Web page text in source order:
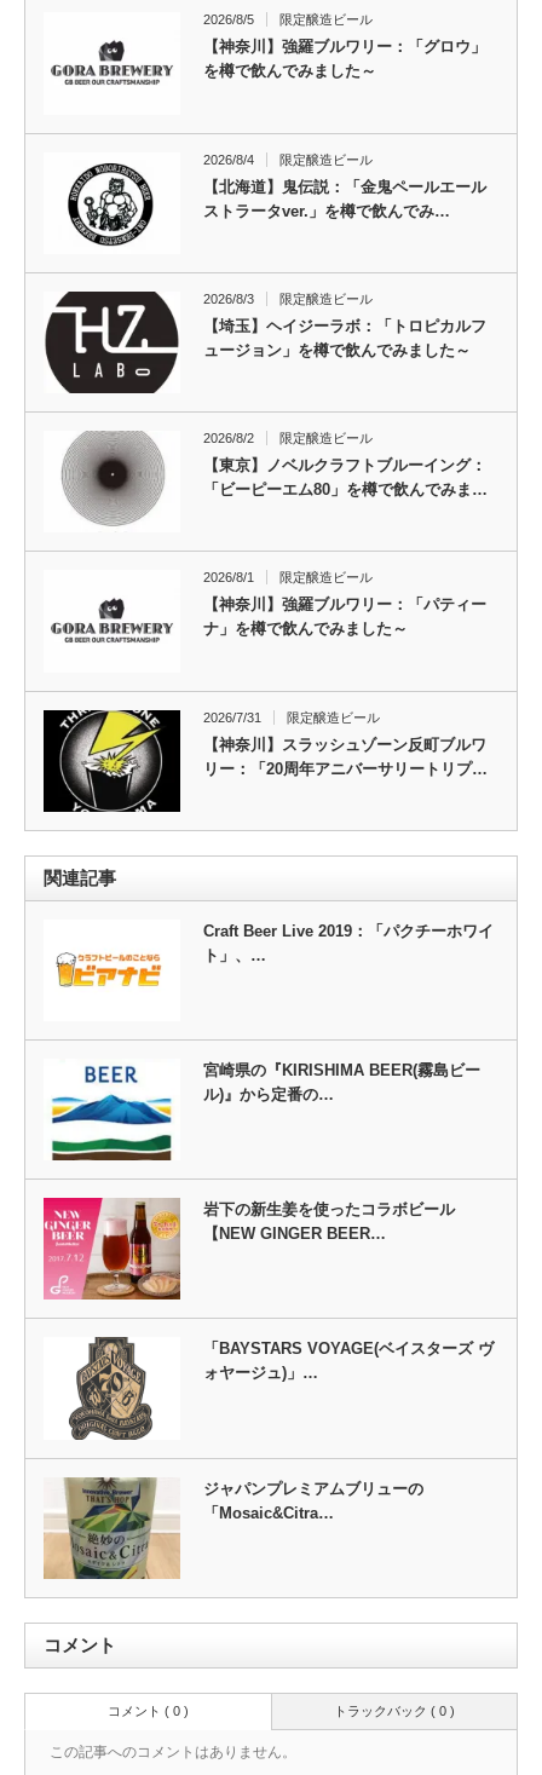
2026/8/5 限定醸造ビール
【神奈川】強羅ブルワリー：「グロウ」
を樽で飲んでみました～
2026/8/4 限定醸造ビール
【北海道】鬼伝説：「金鬼ペールエール
ストラータver.」を樽で飲んでみ…
2026/8/3 限定醸造ビール
【埼玉】ヘイジーラボ：「トロピカルフ
ュージョン」を樽で飲んでみました～
2026/8/2 限定醸造ビール
【東京】ノベルクラフトブルーイング：
「ビーピーエム80」を樽で飲んでみま…
2026/8/1 限定醸造ビール
【神奈川】強羅ブルワリー：「パティー
ナ」を樽で飲んでみました～
2026/7/31 限定醸造ビール
【神奈川】スラッシュゾーン反町ブルワ
リー：「20周年アニバーサリートリプ…
関連記事
Craft Beer Live 2019：「パクチーホワイ
ト」、…
宮崎県の『KIRISHIMA BEER(霧島ビー
ル)』から定番の…
岩下の新生姜を使ったコラボビール
【NEW GINGER BEER…
「BAYSTARS VOYAGE(ベイスターズ ヴ
ォヤージュ)」…
ジャパンプレミアムブリューの
「Mosaic&Citra…
コメント
トラックバック ( 0 )
コメント ( 0 )
この記事へのコメントはありません。